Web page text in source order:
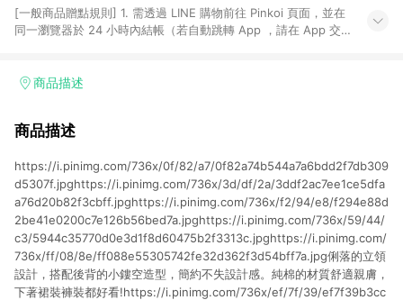
[一般商品贈點規則] 1. 需透過 LINE 購物前往 Pinkoi 頁面，並在
同一瀏覽器於 24 小時內結帳（若自動跳轉 App ，請在 App 交
回饋訂單不得享有 Pinkoi 站方優惠，例如首購優惠，P coins，
行為，不具贈點資格，部分退款不在此限。 6. APP 請更新至
貨後 45 天後發送。 8. 群眾募資商品，禮物卡，開館保證金，補
運費，攤位費等不具贈點資格。 9. LINE 購物站上之商品規格、
顏色、價位、贈品如與 Pinkoi 商品資訊頁及購物車不符，以
Pinkoi 購物商品資訊頁及購物車標示為準。 10. 點數紅包使用規
則請以點數紅包活動說明為準。 11. 若於 LINE 購物前往 Pinkoi
頁面後才首次下載 Pinkoi APP 並完成訂單，不符合導購資格；承
上，首次下載 Pinkoi APP 後，需透過 LINE 購物前往 Pinkoi 頁
面，方享導購資格。
商品描述
商品描述
https://i.pinimg.com/736x/0f/82/a7/0f82a74b544a7a6bdd2f7db309
d5307f.jpghttps://i.pinimg.com/736x/3d/df/2a/3ddf2ac7ee1ce5dfa
a76d20b82f3cbff.jpghttps://i.pinimg.com/736x/f2/94/e8/f294e88d
2be41e0200c7e126b56bed7a.jpghttps://i.pinimg.com/736x/59/44/
c3/5944c35770d0e3d1f8d60475b2f3313c.jpghttps://i.pinimg.com/
736x/ff/08/8e/ff088e55305742fe32d362f3d54bff7a.jpg俐落的立領
設計，搭配後背的小鏤空造型，簡約不失設計感。純棉的材質舒適親膚，
下著裙裝褲裝都好看!https://i.pinimg.com/736x/ef/7f/39/ef7f39b3cc